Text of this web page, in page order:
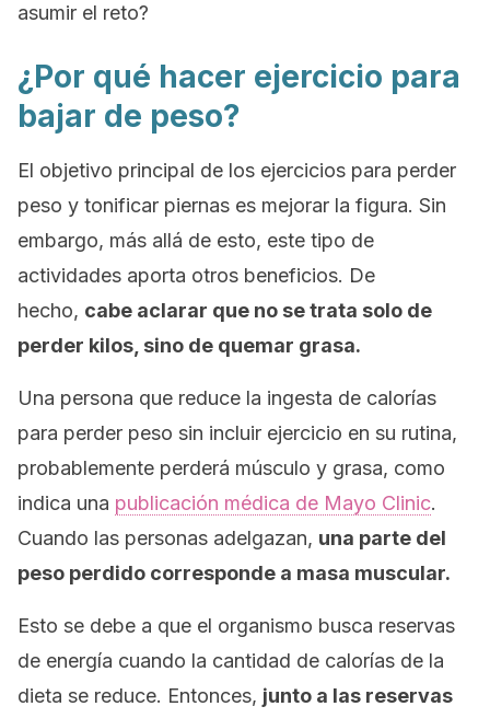
asumir el reto?
¿Por qué hacer ejercicio para
bajar de peso?
El objetivo principal de los ejercicios para perder
peso y tonificar piernas es mejorar la figura. Sin
embargo, más allá de esto, este tipo de
actividades aporta otros beneficios. De
hecho, cabe aclarar que no se trata solo de
perder kilos, sino de quemar grasa.
Una persona que reduce la ingesta de calorías
para perder peso sin incluir ejercicio en su rutina,
probablemente perderá músculo y grasa, como
indica una publicación médica de Mayo Clinic.
Cuando las personas adelgazan, una parte del
peso perdido corresponde a masa muscular.
Esto se debe a que el organismo busca reservas
de energía cuando la cantidad de calorías de la
dieta se reduce. Entonces, junto a las reservas